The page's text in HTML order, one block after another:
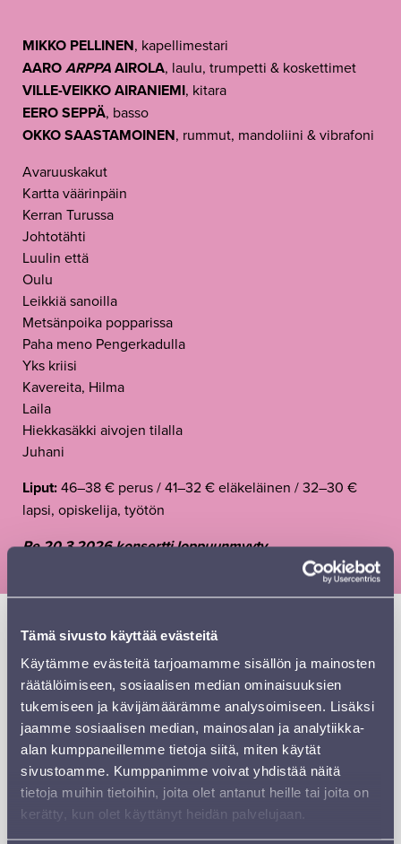
Tämä sivusto käyttää evästeitä
Käytämme evästeitä tarjoamamme sisällön ja mainosten
räätälöimiseen, sosiaalisen median ominaisuuksien
tukemiseen ja kävijämäärämme analysoimiseen. Lisäksi
jaamme sosiaalisen median, mainosalan ja analytiikka-
alan kumppaneillemme tietoja siitä, miten käytät
sivustoamme. Kumppanimme voivat yhdistää näitä
tietoja muihin tietoihin, joita olet antanut heille tai joita on
kerätty, kun olet käyttänyt heidän palvelujaan.
MIKKO PELLINEN, kapellimestari
AAROARPPAAIROLA, laulu, trumpetti & koskettimet
VILLE-VEIKKO AIRANIEMI, kitara
EERO SEPPÄ, basso
OKKO SAASTAMOINEN, rummut, mandoliini & vibrafoni
Avaruuskakut
Kartta väärinpäin
Kerran Turussa
Johtotähti
Luulin että
Oulu
Leikkiä sanoilla
Metsänpoika popparissa
Paha meno Pengerkadulla
Yks kriisi
Kavereita, Hilma
Laila
Hiekkasäkki aivojen tilalla
Juhani
Liput:46–38 € perus / 41–32 € eläkeläinen / 32–30 €
lapsi, opiskelija, työtön
Pe 20.3.2026 konsertti loppuunmyyty.
Aaro Airola eli Arppa on valloittanut Suomen viralliset
listat ja fanien sydämet omaperäisellä soundillaan.
Energisistä, improvisaatioon nojaavista keikoistaan
tunnetun Arpan tarinalliset laulut kuljettavat halki eletyn
elämän ja menneiden maailmojen tavalla, jota on vaikea
sulloa vanhojen genrejen raameihin; iskelmää, jazzia,
folkia ja rockia yhdistelevät kappaleet ovat velkaa vain
Arpalle itselleen.
Elokuussa 2020 omakustanteisen Laavalamppuja-
debyyttinsä julkaissut Arppa on vakiinnuttanut paikkansa